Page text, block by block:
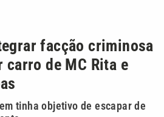
facção criminosa
de MC Rita e
tinha objetivo de escapar de